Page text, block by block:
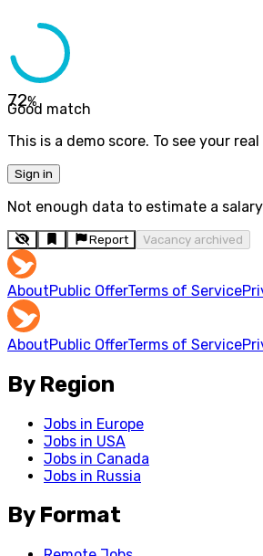
72%
Good match
This is a demo score. To see your
Sign in
Not enough data to estimate a
Report Vacancy archived
AboutPublic OfferTerms of Service
AboutPublic OfferTerms of Service
By Region
Jobs in Europe
Jobs in USA
Jobs in Canada
Jobs in Russia
By Format